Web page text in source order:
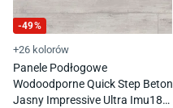
-49%
+26 kolorów
Panele Podłogowe
Wodoodporne Quick Step Beton
Jasny Impressive Ultra Imu1861